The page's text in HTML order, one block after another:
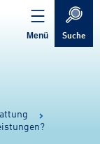
Menü Suche